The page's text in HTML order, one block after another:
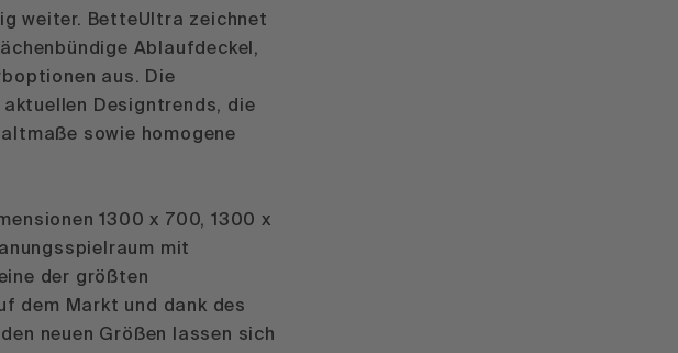
weiter. BetteUltra zeichnet
Ablaufdeckel,
aus. Die
Designtrends, die
sowie homogene
1300 x 700, 1300 x
mit
der größten
dem Markt und dank des
neuen Größen lassen sich